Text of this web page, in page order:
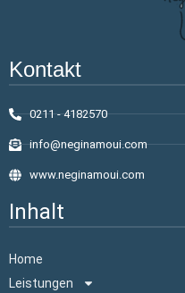
Kontakt
0211 - 4182570
info@neginamoui.com
www.neginamoui.com
Inhalt
Home
Leistungen